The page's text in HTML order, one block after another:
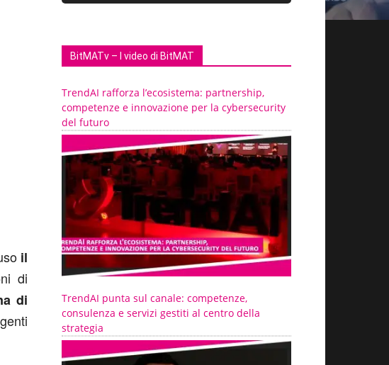
il
di
di
BitMATv – I video di BitMAT
TrendAI rafforza l’ecosistema: partnership,
competenze e innovazione per la cybersecurity
del futuro
TrendAI punta sul canale: competenze,
consulenza e servizi gestiti al centro della
strategia